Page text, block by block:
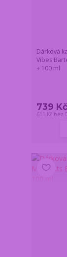
Dárková
Vibes
+ 100 ml
739
611 Kč bez